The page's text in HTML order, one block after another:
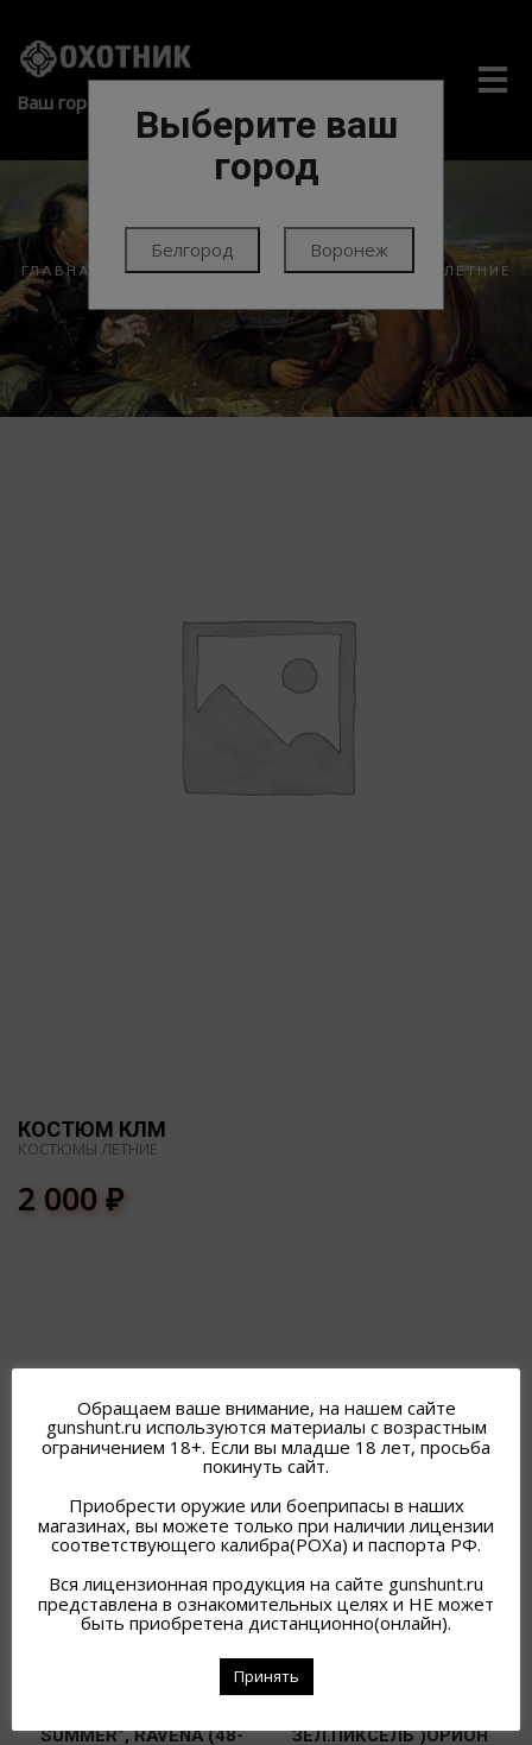
Ваш город:
Выберите ваш
город
Белгород Воронеж
ГЛАВНАЯ ЭКИПИРОВКА ОДЕЖДА КОСТЮМЫ ЛЕТНИЕ
КОСТЮМ КЛМ
КОСТЮМЫ ЛЕТНИЕ
2 000₽
SUMMER”, RAVENA (48-
ЗЕЛ.ПИКСЕЛЬ )ОРИОН
Обращаем ваше внимание, на нашем сайте
gunshunt.ru используются материалы с возрастным
ограничением 18+. Если вы младше 18 лет, просьба
покинуть сайт.
Приобрести оружие или боеприпасы в наших
магазинах, вы можете только при наличии лицензии
соответствующего калибра(РОХа) и паспорта РФ.
Вся лицензионная продукция на сайте gunshunt.ru
представлена в ознакомительных целях и НЕ может
быть приобретена дистанционно(онлайн).
Принять